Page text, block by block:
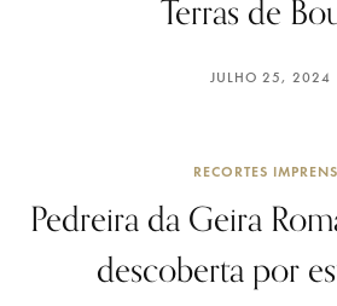
Terras de
JULHO 25, 2024
RECORTES
Pedreira da Geira
descoberta por